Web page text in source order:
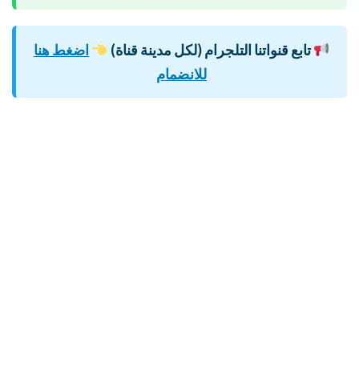
تابع قنواتنا التلجرام (لكل مدينة قناة)
اضغط هنا
للانضمام